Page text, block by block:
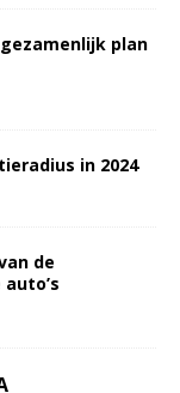
plan
in 2024
de